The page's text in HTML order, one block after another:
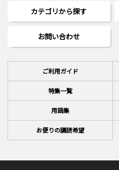
カテゴリから探す
お問い合わせ
ご利用ガイド
特集一覧
用語集
お便りの講読希望